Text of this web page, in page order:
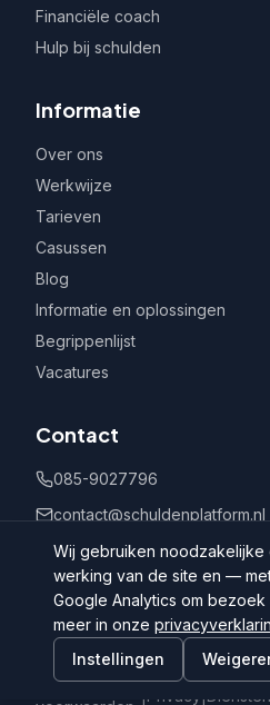
Financiële coach
Hulp bij schulden
Informatie
Over ons
Werkwijze
Tarieven
Casussen
Blog
Informatie en oplossingen
Begrippenlijst
Vacatures
Contact
085-9027796
contact@schuldenplatform.nl
Postbus 802, 7400 AV
©
Algemene
|Privacy |
Wij gebruiken
werking van de site en —
Google Analytics om bezoek
meer in onze
Instellingen